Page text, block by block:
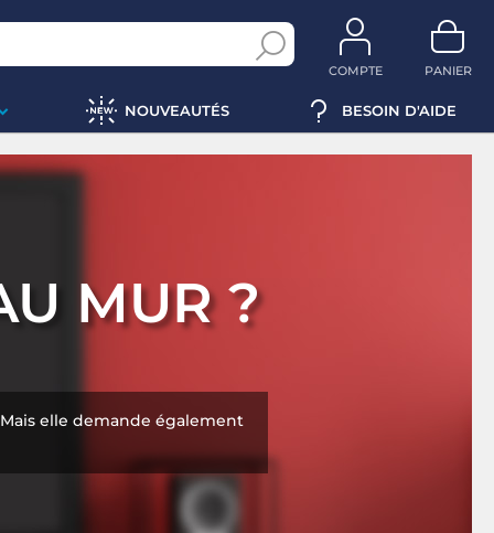
COMPTE PANIER
NOUVEAUTÉS BESOIN D'AIDE
MUR ?
elle demande également